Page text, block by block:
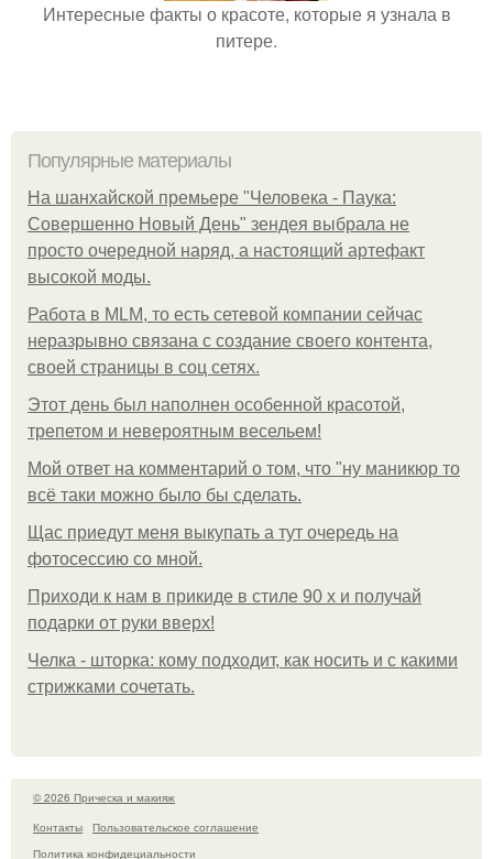
Интересные факты о красоте, которые я узнала в
питере.
Популярные материалы
На шанхайской премьере "Человека - Паука:
Совершенно Новый День" зендея выбрала не
просто очередной наряд, а настоящий артефакт
высокой моды.
Работа в MLM, то есть сетевой компании сейчас
неразрывно связана с создание своего контента,
своей страницы в соц сетях.
Этот день был наполнен особенной красотой,
трепетом и невероятным весельем!
Мой ответ на комментарий о том, что "ну маникюр то
всё таки можно было бы сделать.
Щас приедут меня выкупать а тут очередь на
фотосессию со мной.
Приходи к нам в прикиде в стиле 90 х и получай
подарки от руки вверх!
Челка - шторка: кому подходит, как носить и с какими
стрижками сочетать.
© 2026 Прическа и макияж
Контакты
Пользовательское соглашение
Политика конфидециальности